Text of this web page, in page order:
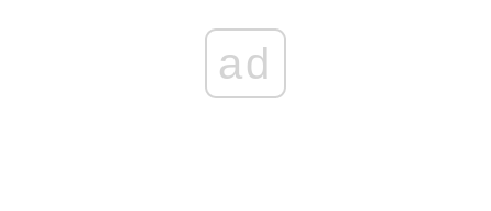
ad